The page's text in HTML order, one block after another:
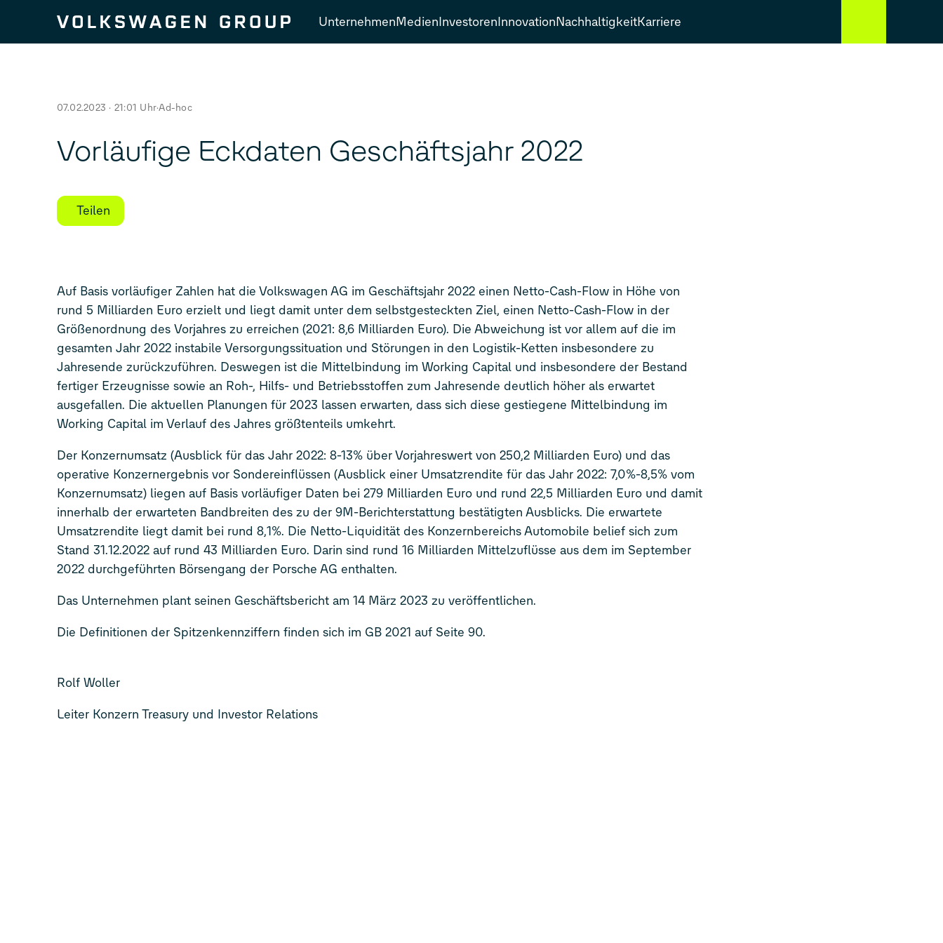
UnternehmenMedienInvestorenInnovationNachhaltigkeitKarriere
07.02.2023 · 21:01 UhrAd-hoc
Vorläufige Eckdaten Geschäftsjahr 2022
Teilen
Auf Basis vorläufiger Zahlen hat die Volkswagen AG im Geschäftsjahr 2022 einen Netto-Cash-Flow in Höhe von
rund 5 Milliarden Euro erzielt und liegt damit unter dem selbstgesteckten Ziel, einen Netto-Cash-Flow in der
Größenordnung des Vorjahres zu erreichen (2021: 8,6 Milliarden Euro). Die Abweichung ist vor allem auf die im
gesamten Jahr 2022 instabile Versorgungssituation und Störungen in den Logistik-Ketten insbesondere zu
Jahresende zurückzuführen. Deswegen ist die Mittelbindung im Working Capital und insbesondere der Bestand
fertiger Erzeugnisse sowie an Roh-, Hilfs- und Betriebsstoffen zum Jahresende deutlich höher als erwartet
ausgefallen. Die aktuellen Planungen für 2023 lassen erwarten, dass sich diese gestiegene Mittelbindung im
Working Capital im Verlauf des Jahres größtenteils umkehrt.
Der Konzernumsatz (Ausblick für das Jahr 2022: 8-13% über Vorjahreswert von 250,2 Milliarden Euro) und das
operative Konzernergebnis vor Sondereinflüssen (Ausblick einer Umsatzrendite für das Jahr 2022: 7,0%-8,5% vom
Konzernumsatz) liegen auf Basis vorläufiger Daten bei 279 Milliarden Euro und rund 22,5 Milliarden Euro und damit
innerhalb der erwarteten Bandbreiten des zu der 9M-Berichterstattung bestätigten Ausblicks. Die erwartete
Umsatzrendite liegt damit bei rund 8,1%. Die Netto-Liquidität des Konzernbereichs Automobile belief sich zum
Stand 31.12.2022 auf rund 43 Milliarden Euro. Darin sind rund 16 Milliarden Mittelzuflüsse aus dem im September
2022 durchgeführten Börsengang der Porsche AG enthalten.
Das Unternehmen plant seinen Geschäftsbericht am 14 März 2023 zu veröffentlichen.
Die Definitionen der Spitzenkennziffern finden sich im GB 2021 auf Seite 90.
Rolf Woller
Leiter Konzern Treasury und Investor Relations